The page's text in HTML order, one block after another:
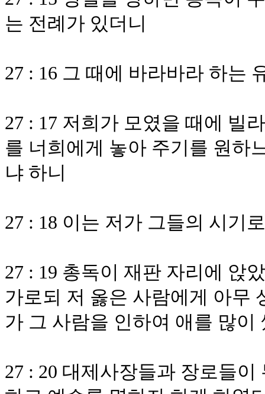
는 전례가 있더니
27 : 16 그 때에 바라바라 하는
27 : 17 저희가 모였을 때에 빌
를 너희에게 놓아 주기를 원하
냐 하니
27 : 18 이는 저가 그들의 시기
27 : 19 총독이 재판 자리에 앉
가로되 저 옳은 사람에게 아무
가 그 사람을 인하여 애를 많이
27 : 20 대제사장들과 장로들